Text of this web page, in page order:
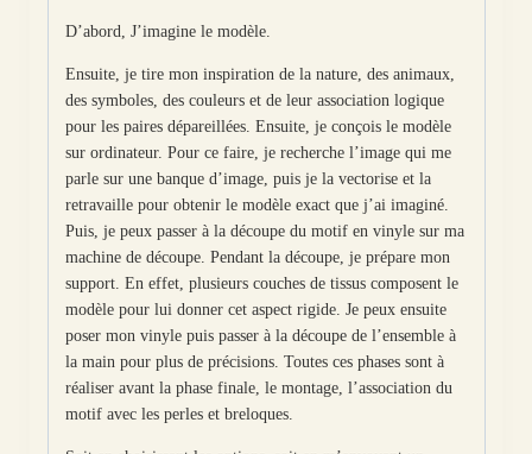
D’abord, J’imagine le modèle.
Ensuite, je tire mon inspiration de la nature, des animaux,
des symboles, des couleurs et de leur association logique
pour les paires dépareillées. Ensuite, je conçois le modèle
sur ordinateur. Pour ce faire, je recherche l’image qui me
parle sur une banque d’image, puis je la vectorise et la
retravaille pour obtenir le modèle exact que j’ai imaginé.
Puis, je peux passer à la découpe du motif en vinyle sur ma
machine de découpe. Pendant la découpe, je prépare mon
support. En effet, plusieurs couches de tissus composent le
modèle pour lui donner cet aspect rigide. Je peux ensuite
poser mon vinyle puis passer à la découpe de l’ensemble à
la main pour plus de précisions. Toutes ces phases sont à
réaliser avant la phase finale, le montage, l’association du
motif avec les perles et breloques.